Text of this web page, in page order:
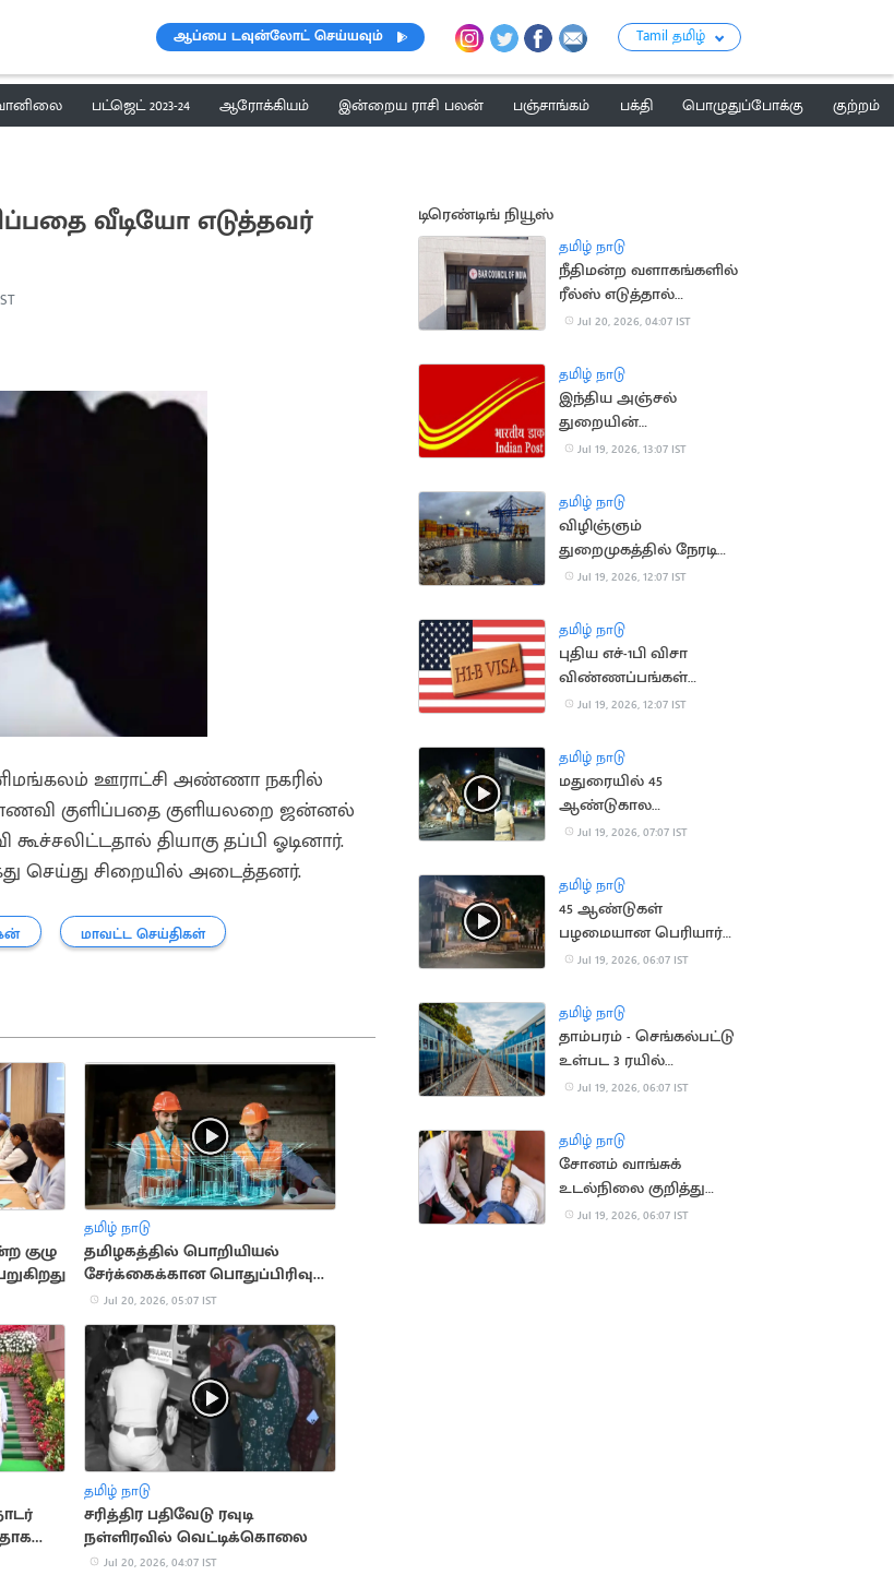
ஆப்பை டவுன்லோட் செய்யவும் Tamil தமிழ்
பட்ஜெட் 2023-24 ஆரோக்கியம் இன்றைய ராசி பலன் பஞ்சாங்கம் பக்தி பொழுதுப்போக்கு
குற்றம்
வீடியோ எடுத்தவர்
ஊராட்சி அண்ணா நகரில்
மாணவி குளிப்பதை குளியலறை ஜன்னல்
தியாகு தப்பி ஓடினார்.
செய்து சிறையில் அடைத்தனர்.
மாவட்ட செய்திகள்
குழு
தமிழ் நாடு
தமிழகத்தில் பொறியியல்
சேர்க்கைக்கான பொதுப்பிரிவு
கலந்தாய்வு தொடக்கம்
Jul 20, 2026, 05:07 IST
தமிழ் நாடு
சரித்திர பதிவேடு ரவுடி
நள்ளிரவில் வெட்டிக்கொலை
Jul 20, 2026, 04:07 IST
டிரெண்டிங் நியூஸ்
தமிழ் நாடு
நீதிமன்ற வளாகங்களில்
ரீல்ஸ் எடுத்தால்
நடவடிக்கை: பார்
Jul 20, 2026, 04:07 IST
தமிழ் நாடு
இந்திய அஞ்சல்
துறையின்
அதிகாரப்பூர்வ சின்ன
அறிவிப்பு
Jul 19, 2026, 13:07 IST
தமிழ் நாடு
விழிஞ்ஞம்
துறைமுகத்தில் நேரடி
சரக்கு சேவை:
அதிகரிக்க வாய்ப்பு
Jul 19, 2026, 12:07 IST
தமிழ் நாடு
புதிய எச்-1பி விசா
விண்ணப்பங்கள்
ஏற்கப்படாது என
Jul 19, 2026, 12:07 IST
தமிழ் நாடு
மதுரையில் 45
ஆண்டுகால
பழமையான பெரியார்
Jul 19, 2026, 07:07 IST
தமிழ் நாடு
45 ஆண்டுகள்
பழமையான பெரியார்
ஆர்ச் அகற்றம்
Jul 19, 2026, 06:07 IST
தமிழ் நாடு
தாம்பரம் - செங்கல்பட்டு
உள்பட 3 ரயில்
திட்டங்களுக்கு ஒப்புதல்
Jul 19, 2026, 06:07 IST
தமிழ் நாடு
சோனம் வாங்சுக்
உடல்நிலை குறித்து
அறிக்கை வெளியிட்ட
Jul 19, 2026, 06:07 IST